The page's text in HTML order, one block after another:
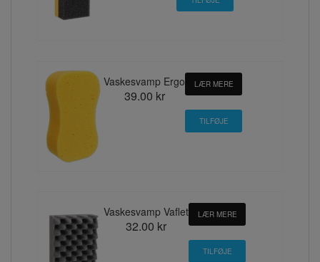
Vaskesvamp Ergo
39.00 kr
LÆR MERE
Vaskesvamp Vaflet
32.00 kr
LÆR MERE